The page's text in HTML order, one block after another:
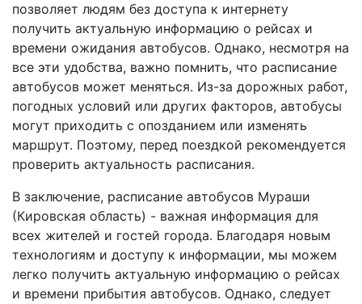
позволяет людям без доступа к интернету
получить актуальную информацию о рейсах и
времени ожидания автобусов. Однако, несмотря на
все эти удобства, важно помнить, что расписание
автобусов может меняться. Из-за дорожных работ,
погодных условий или других факторов, автобусы
могут приходить с опозданием или изменять
маршрут. Поэтому, перед поездкой рекомендуется
проверить актуальность расписания.
В заключение, расписание автобусов Мураши
(Кировская область) - важная информация для
всех жителей и гостей города. Благодаря новым
технологиям и доступу к информации, мы можем
легко получить актуальную информацию о рейсах
и времени прибытия автобусов. Однако, следует